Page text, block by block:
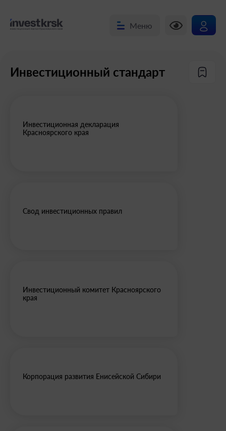
Меню
Инвестиционный стандарт
Инвестиционная декларация
Красноярского края
Свод инвестиционных правил
Инвестиционный комитет Красноярского
края
Корпорация развития Енисейской Сибири